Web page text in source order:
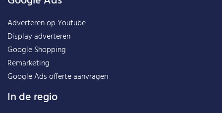
Adverteren op Youtube
Display adverteren
Google Shopping
Remarketing
Google Ads offerte aanvragen
In de regio